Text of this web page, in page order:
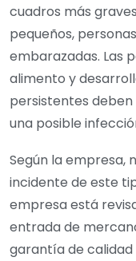
cuadros más
pequeños,
embarazadas. Las
alimento y
persistentes
una posible
Según la empresa,
incidente de este
empresa está
entrada de
garantía de calidad